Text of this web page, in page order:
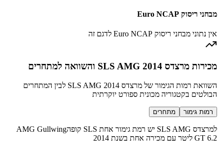
מבחני ריסוק Euro NCAP
אין נתוני מבחני ריסוק Euro NCAP לדגם זה
מכירות מרצדס SLS AMG 2014 והשוואה למתחרים
השוואת רמות הגימור של מרצדס SLS AMG 2014 לבין המתחרים
הבולטים בקטגוריה מכונית ספורט יוקרתית
רמות גימור מתחרים
למרצדס SLS AMG יש רמת גימור אחת SLS קופהAMG Gullwing
GT 6.2 ליטר עם מכירה אחת בשנת 2014